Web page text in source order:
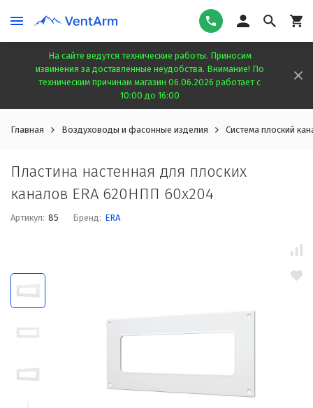
На сайте ведутся технические работы. Приносим
извинения за доставленные неудобства. Внимание! По
техническим причинам магазин 06.06.2026 работает с
10:00 до 16:00
Главная Воздуховоды и фасонные изделия Система плоский
Пластина настенная для плоских
каналов ERA 620НПП 60x204
Артикул: 85 Бренд: ERA